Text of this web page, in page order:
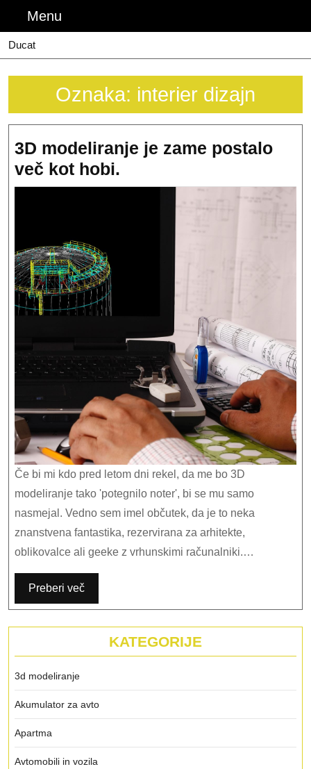
content
Menu
Ducat
Oznaka: interier dizajn
3D modeliranje je zame postalo
več kot hobi.
modeliranje
postalo
Če bi mi kdo pred letom dni rekel, da me bo 3D
modeliranje tako 'potegnilo noter', bi se mu samo
nasmejal. Vedno sem imel občutek, da je to neka
znanstvena fantastika, rezervirana za arhitekte,
oblikovalce ali geeke z vrhunskimi računalniki.…
Preberi več
KATEGORIJE
3d modeliranje
Akumulator za avto
Apartma
Avtomobili in vozila